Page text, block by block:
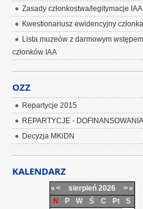
Zasady członkostwa/legitymacje IAA
Kwestionariusz ewidencyjny
Lista muzeów z darmowym
członków IAA
OZZ
Repartycje 2015
REPARTYCJE - DOFINANSOWANIA
Decyzja MKiDN
KALENDARZ
« < sierpień 2026 >»
N
P W Ś C Pt
S